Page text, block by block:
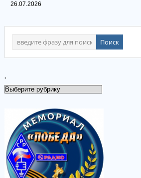
26.07.2026
.